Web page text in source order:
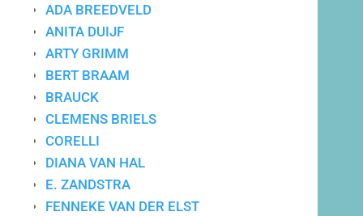
ADA BREEDVELD
ANITA DUIJF
ARTY GRIMM
BERT BRAAM
BRAUCK
CLEMENS BRIELS
CORELLI
DIANA VAN HAL
E. ZANDSTRA
FENNEKE VAN DER ELST